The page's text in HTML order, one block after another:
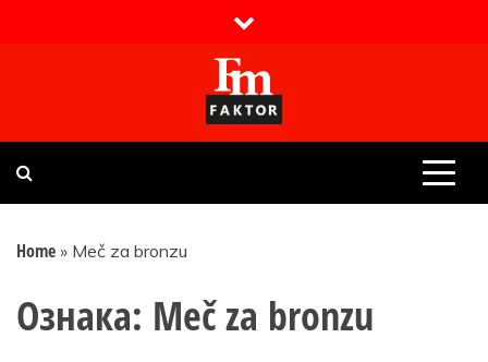
Faktor magazin
Uvijek presudan
Home » Meč za bronzu
Ознака: Meč za bronzu